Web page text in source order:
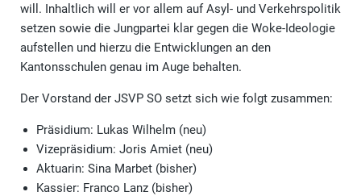
will. Inhaltlich will er vor allem auf Asyl- und Verkehrspolitik
setzen sowie die Jungpartei klar gegen die Woke-Ideologie
aufstellen und hierzu die Entwicklungen an den
Kantonsschulen genau im Auge behalten.
Der Vorstand der JSVP SO setzt sich wie folgt zusammen:
Präsidium: Lukas Wilhelm (neu)
Vizepräsidium: Joris Amiet (neu)
Aktuarin: Sina Marbet (bisher)
Kassier: Franco Lanz (bisher)